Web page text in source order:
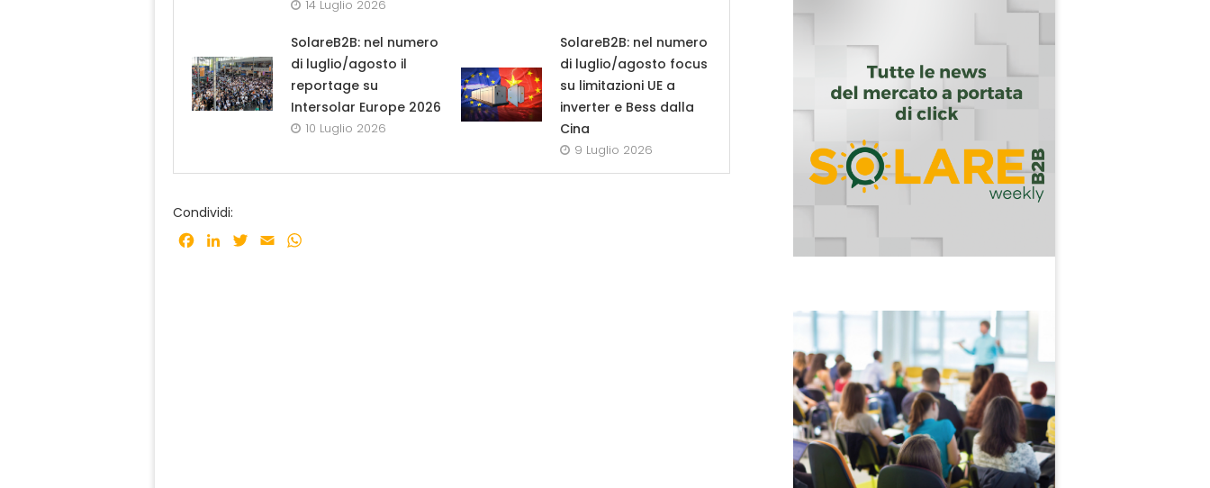
14 Luglio 2026
SolareB2B: nel numero
di luglio/agosto il
reportage su
Intersolar Europe 2026
10 Luglio 2026
SolareB2B: nel numero
di luglio/agosto focus
su limitazioni UE a
inverter e Bess dalla
Cina
9 Luglio 2026
Condividi:
Facebook
LinkedInTwitter
Email